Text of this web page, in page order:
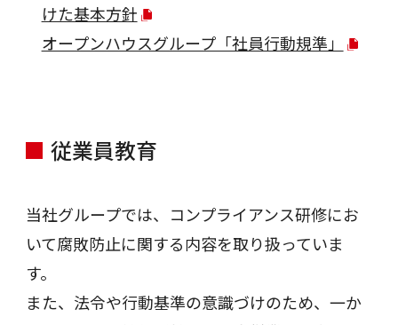
けた基本方針
オープンハウスグループ「社員行動規準」
従業員教育
当社グループでは、コンプライアンス研修にお
いて腐敗防止に関する内容を取り扱っていま
す。
また、法令や行動基準の意識づけのため、一か